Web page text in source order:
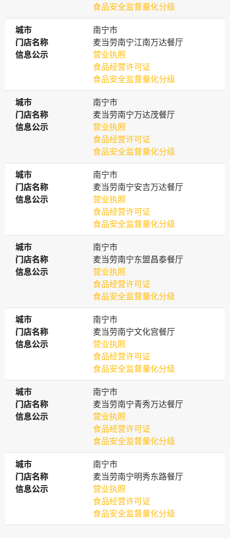
食品安全监督量化分级
城市
城市
南宁市
门店名称
门店名称
麦当劳南宁江南万达餐厅
信息公示
信息公示
营业执照
食品经营许可证
食品安全监督量化分级
城市
城市
南宁市
门店名称
门店名称
麦当劳南宁万达茂餐厅
信息公示
信息公示
营业执照
食品经营许可证
食品安全监督量化分级
城市
城市
南宁市
门店名称
门店名称
麦当劳南宁安吉万达餐厅
信息公示
信息公示
营业执照
食品经营许可证
食品安全监督量化分级
城市
城市
南宁市
门店名称
门店名称
麦当劳南宁东盟昌泰餐厅
信息公示
信息公示
营业执照
食品经营许可证
食品安全监督量化分级
城市
城市
南宁市
门店名称
门店名称
麦当劳南宁文化宫餐厅
信息公示
信息公示
营业执照
食品经营许可证
食品安全监督量化分级
城市
城市
南宁市
门店名称
门店名称
麦当劳南宁青秀万达餐厅
信息公示
信息公示
营业执照
食品经营许可证
食品安全监督量化分级
城市
城市
南宁市
门店名称
门店名称
麦当劳南宁明秀东路餐厅
信息公示
信息公示
营业执照
食品经营许可证
食品安全监督量化分级